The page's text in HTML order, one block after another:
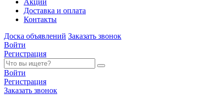
Акции
Доставка и оплата
Контакты
Доска объявлений Заказать звонок
Войти
Регистрация
Войти
Регистрация
Заказать звонок